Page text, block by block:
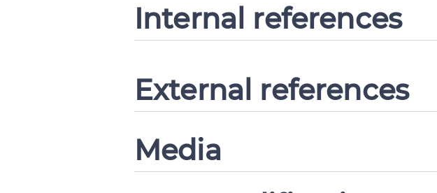
Internal references
External references
Media